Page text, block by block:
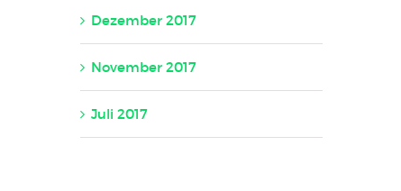
Dezember 2017
November 2017
Juli 2017